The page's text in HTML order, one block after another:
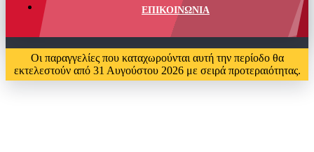
ΕΠΙΚΟΙΝΩΝΙΑ
Οι παραγγελίες που καταχωρούνται αυτή την περίοδο θα
εκτελεστούν από 31 Αυγούστου 2026 με σειρά προτεραιότητας.